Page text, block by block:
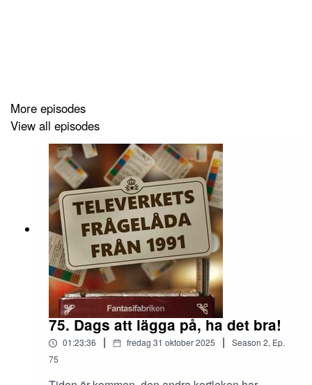
All denna nostalgi sammanfattas helt enkelt i en TV-
serie man bara känner till vid sitt namn och den svenska
nationalsången.
Utöver feminina fängelsen så figurerar även andra saker
i detta avslutande program. Marcus och Robin bråkar
om Hercules och Herakles samt om Disney-filmen om
figuren är att klassa som en dokumentär. Robin vill
återförena norden som en nation, vilket håll skall
ränderna i fängelseuniformerna gå för att vara
moderiktiga och att kolla på Formel 1 under
födelsedagskalas på morgonen under 90-talet.
Dessutom snackar vi lite om tv-serier vi nyligen kollat
More episodes
View all episodes
75. Dags att lägga på, ha det bra!
01:23:36 | fredag 31 oktober 2025 | Season 2, Ep.
75